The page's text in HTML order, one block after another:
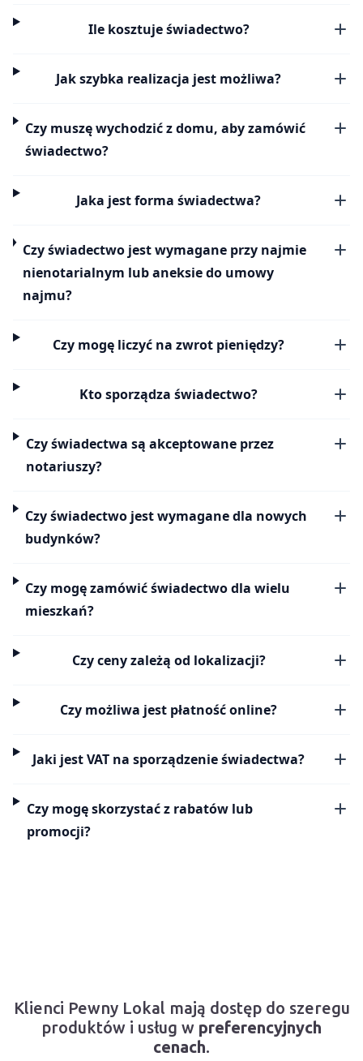
Ile kosztuje świadectwo?
Jak szybka realizacja jest możliwa?
Czy muszę wychodzić z domu, aby zamówić
świadectwo?
Jaka jest forma świadectwa?
Czy świadectwo jest wymagane przy najmie
nienotarialnym lub aneksie do umowy
najmu?
Czy mogę liczyć na zwrot pieniędzy?
Kto sporządza świadectwo?
Czy świadectwa są akceptowane przez
notariuszy?
Czy świadectwo jest wymagane dla nowych
budynków?
Czy mogę zamówić świadectwo dla wielu
mieszkań?
Czy ceny zależą od lokalizacji?
Czy możliwa jest płatność online?
Jaki jest VAT na sporządzenie świadectwa?
Czy mogę skorzystać z rabatów lub
promocji?
Klienci Pewny Lokal mają dostęp do szeregu
produktów i usług w preferencyjnych
cenach.